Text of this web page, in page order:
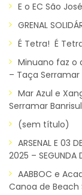
E o EC São
GRENAL
É Tetra! É
Minuano faz o
– Taça Serramar
Mar Azul e
Serramar
(sem título)
ARSENAL E 03
2025 – SEGUNDA
AABBOC e
Canoa de Beach